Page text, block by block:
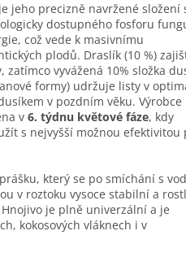
jeho precizně navržené složení
dostupného fosforu
což vede k masivnímu
plodů. Draslík (10 %)
vyvážená 10% složka
formy) udržuje listy v
v pozdním věku. Výrobce
v 6. týdnu květové fáze, kdy
s nejvyšší možnou efektivitou
který se po smíchání s
v roztoku vysoce stabilní a
je plně univerzální a je
kokosových vláknech i v